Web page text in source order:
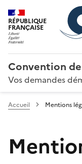
RÉPUBLIQUE
FRANÇAISE
Convention
Vos demandes
Accueil Mentions